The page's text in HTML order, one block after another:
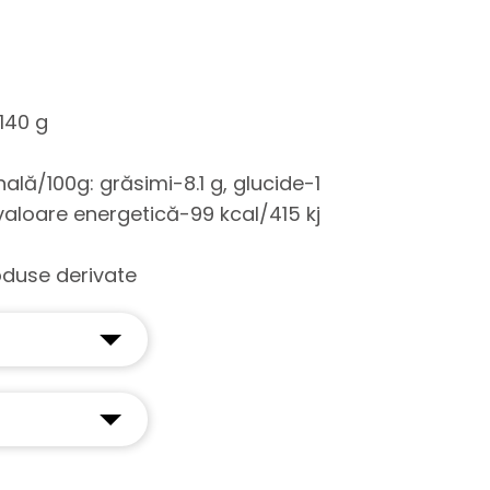
g
100g: grăsimi-8.1 g, glucide-1
energetică-99 kcal/415 kj
derivate